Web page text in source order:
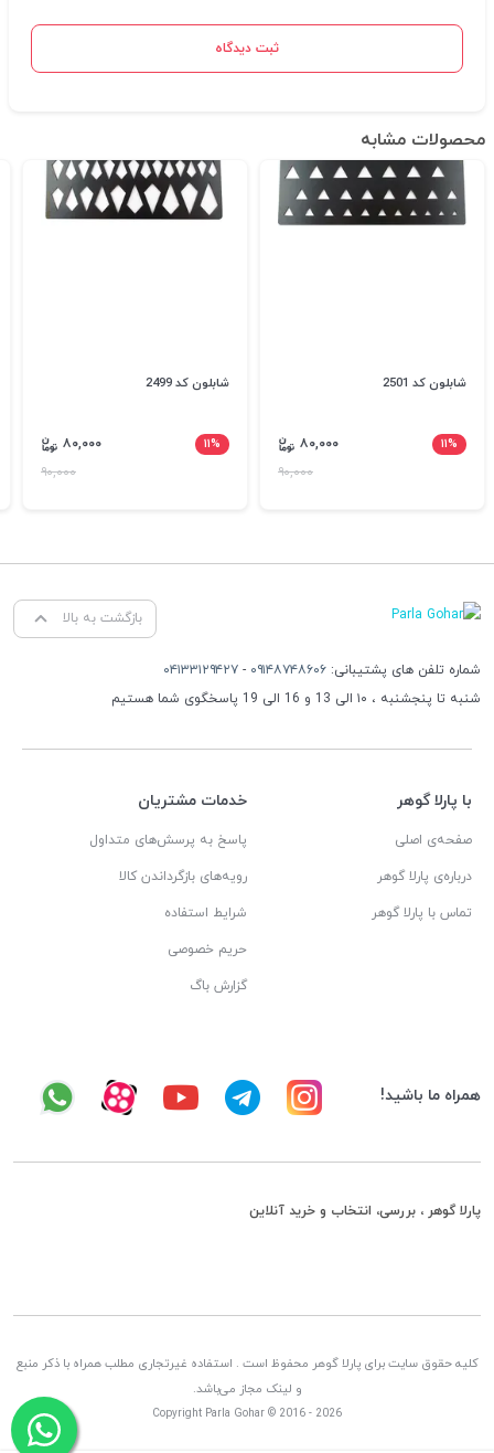
ثبت دیدگاه
محصولات مشابه
شابلون کد 2501
۱۱%
۸۰,۰۰۰
۹۰,۰۰۰
شابلون کد 2499
۱۱%
۸۰,۰۰۰
۹۰,۰۰۰
بازگشت به بالا
شماره تلفن های پشتیبانی: ۰۹۱۴۸۷۴۸۶۰۶ - ۰۴۱۳۳۱۲۹۴۲۷
شنبه تا پنجشنبه ، ۱۰ الی 13 و 16 الی 19 پاسخگوی شما هستیم
با پارلا گوهر
صفحه‌ی اصلی
درباره‌ی پارلا گوهر
تماس با پارلا گوهر
خدمات مشتریان
پاسخ به پرسش‌های متداول
رویه‌های بازگرداندن کالا
شرایط استفاده
حریم خصوصی
گزارش باگ
همراه ما باشید!
پارلا گوهر ، بررسی، انتخاب و خرید آنلاین
کلیه حقوق سایت برای پارلا گوهر محفوظ است . استفاده غیرتجاری مطلب همراه با ذکر منبع
و لینک مجاز می‌باشد.
Copyright Parla Gohar © 2016 - 2026